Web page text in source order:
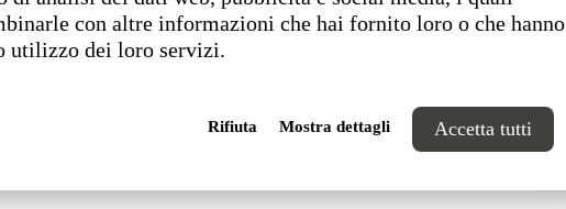
con altre informazioni che hai fornito loro o che hanno
utilizzo dei loro servizi.
Rifiuta Mostra dettagli Accetta tutti